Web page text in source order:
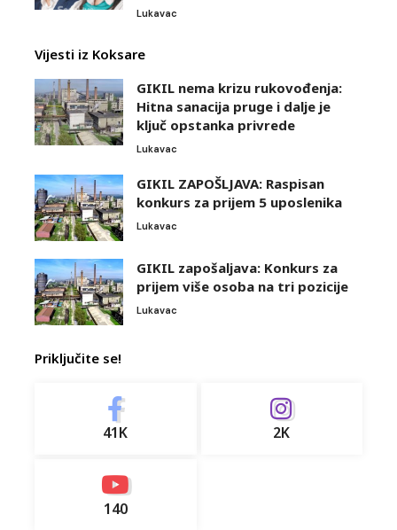
Lukavac
Vijesti iz Koksare
GIKIL nema krizu rukovođenja:
Hitna sanacija pruge i dalje je
ključ opstanka privrede
Lukavac
GIKIL ZAPOŠLJAVA: Raspisan
konkurs za prijem 5 uposlenika
Lukavac
GIKIL zapošaljava: Konkurs za
prijem više osoba na tri pozicije
Lukavac
Priključite se!
41K 2K
140